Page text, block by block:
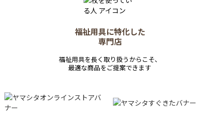
福祉用具に特化した
専門店
福祉用具を長く取り扱うからこそ、
最適な商品をご提案できます